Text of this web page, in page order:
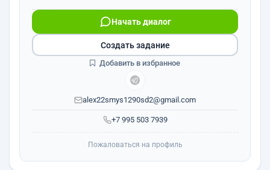
+7 995 503 7939
Начать диалог
alex22smys1290sd2@gmail.com
Создать задание
Добавить в избранное
Пожаловаться на профиль